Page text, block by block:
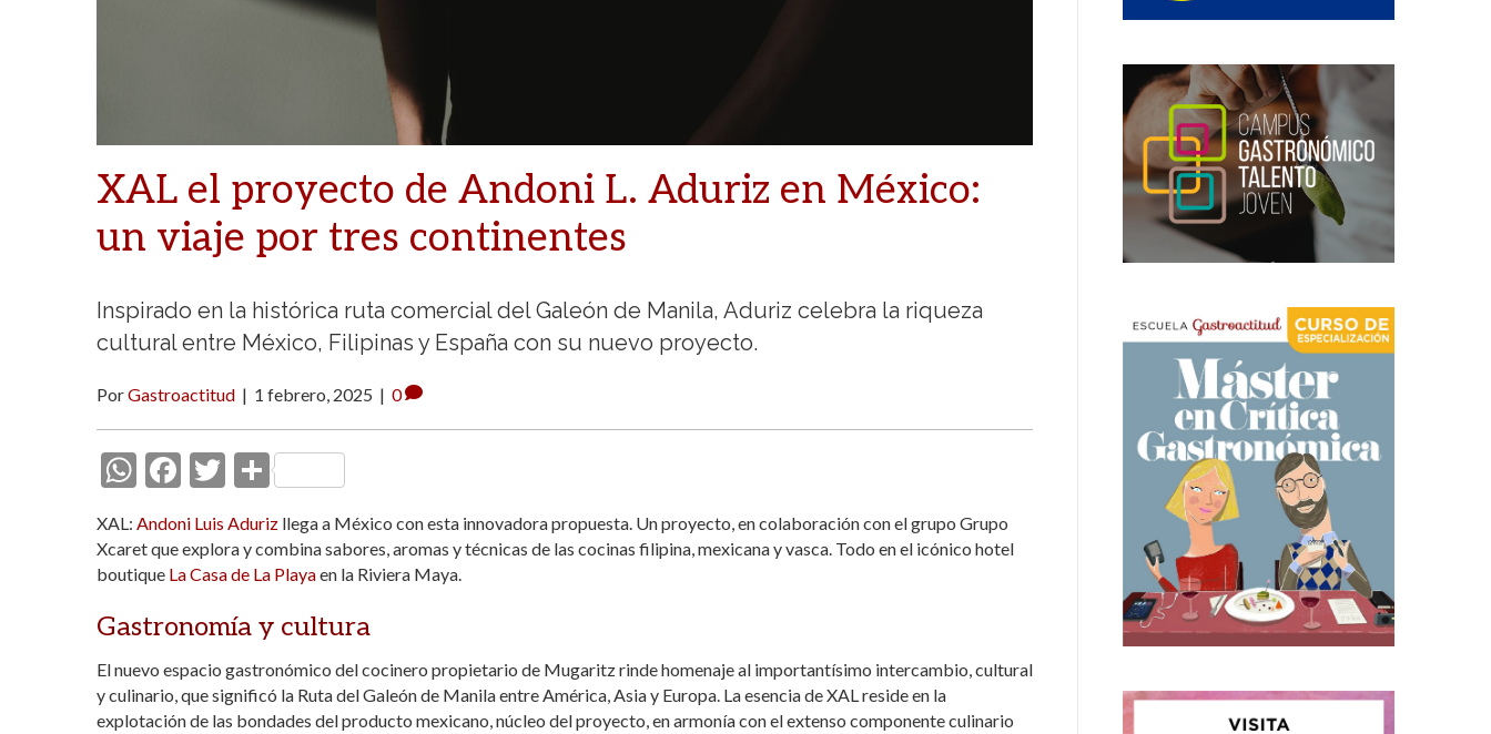
XAL el proyecto de Andoni L. Aduriz en México:
un viaje por tres continentes
Inspirado en la histórica ruta comercial del Galeón de Manila, Aduriz celebra la riqueza
cultural entre México, Filipinas y España con su nuevo proyecto.
PorGastroactitud | 1 febrero, 2025 | 0
W
at
s
A
p
p
F
e
b
o
o
k
T
itt
er
C
m
p
ar
ti
r
XAL: Andoni Luis Aduriz llega a México con esta innovadora propuesta. Un proyecto, en colaboración con el grupo Grupo
Xcaret que explora y combina sabores, aromas y técnicas de las cocinas filipina, mexicana y vasca. Todo en el icónico hotel
boutique La Casa de La Playaen la Riviera Maya.
Gastronomía y cultura
El nuevo espacio gastronómico del cocinero propietario de Mugaritz rinde homenaje al importantísimo intercambio, cultural
y culinario, que significó la Ruta del Galeón de Manila entre América, Asia y Europa. La esencia de XAL reside en la
explotación de las bondades del producto mexicano, núcleo del proyecto, en armonía con el extenso componente culinario